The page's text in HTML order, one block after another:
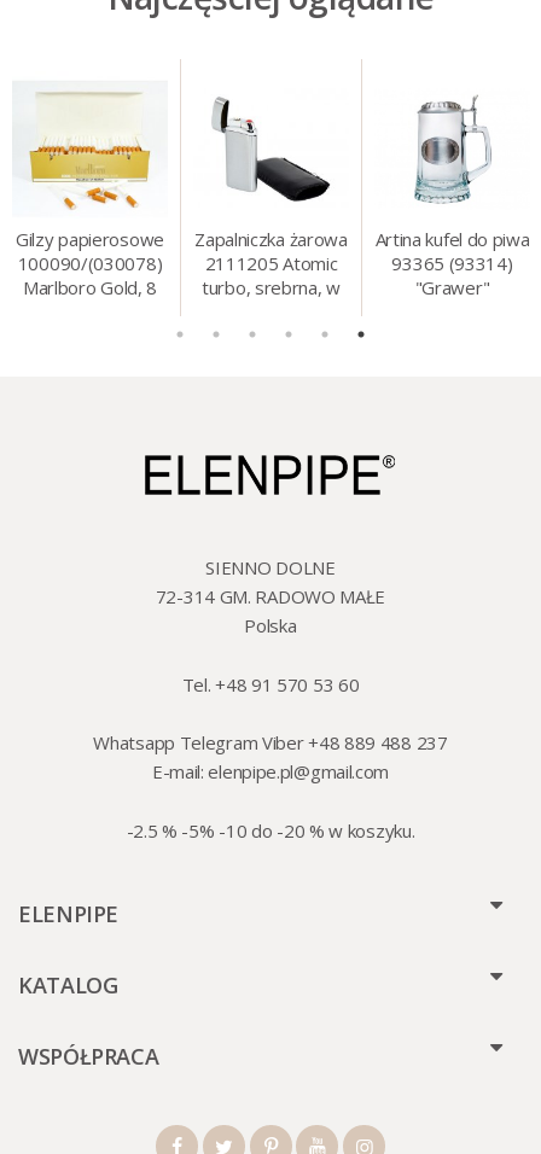
Gilzy papierosowe
100090/(030078)
Marlboro Gold, 8
Zapalniczka żarowa
2111205 Atomic
turbo, srebrna, w
Artina kufel do piwa
93365 (93314)
"Grawer"
SIENNO DOLNE
72-314 GM. RADOWO MAŁE
Polska
Tel. +48 91 570 53 60
Whatsapp Telegram Viber +48 889 488 237
E-mail:elenpipe.pl@gmail.com
-2.5 % -5% -10 do -20 % w koszyku.
ELENPIPE
KATALOG
WSPÓŁPRACA